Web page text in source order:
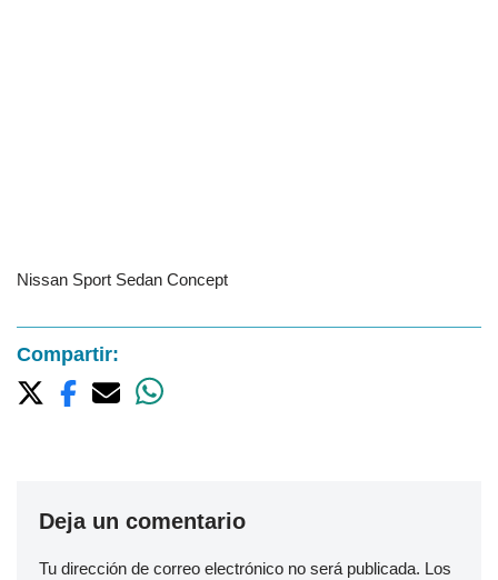
Nissan Sport Sedan Concept
Compartir:
Deja un comentario
Tu dirección de correo electrónico no será publicada. Los